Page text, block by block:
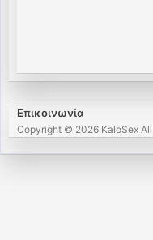
Επικοινωνία
Copyright © 2026 KaloSex